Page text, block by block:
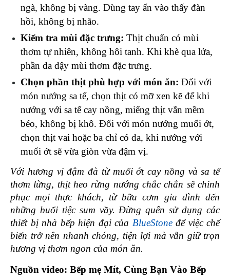
ngà, không bị vàng. Dùng tay ấn vào thấy đàn
hồi, không bị nhão.
Kiểm tra mùi đặc trưng: Thịt chuẩn có mùi
thơm tự nhiên, không hôi tanh. Khi khè qua lửa,
phần da dậy mùi thơm đặc trưng.
Chọn phần thịt phù hợp với món ăn: Đối với
món nướng sa tế, chọn thịt có mỡ xen kẽ để khi
nướng với sa tế cay nồng, miếng thịt vẫn mềm
béo, không bị khô. Đối với món nướng muối ớt,
chọn thịt vai hoặc ba chỉ có da, khi nướng với
muối ớt sẽ vừa giòn vừa đậm vị.
Với hương vị đậm đà từ muối ớt cay nồng và sa tế
thơm lừng, thịt heo rừng nướng chắc chắn sẽ chinh
phục mọi thực khách, từ bữa cơm gia đình đến
những buổi tiệc sum vầy. Đừng quên sử dụng các
thiết bị nhà bếp hiện đại của BlueStone để việc chế
biến trở nên nhanh chóng, tiện lợi mà vẫn giữ trọn
hương vị thơm ngon của món ăn.
Nguồn video: Bếp mẹ Mít, Cùng Bạn Vào Bếp